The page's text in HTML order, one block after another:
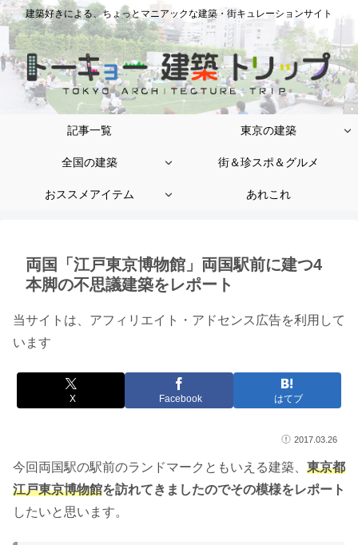
建築好きによる、ちょっとマニアックな建築・街キュレーションサイト
記事一覧 東京の建築
全国の建築 街＆珍スポ＆グルメ
おススメアイテム あれこれ
両国「江戸東京博物館」両国駅前に建つ4
本脚の不思議建築をレポート
当サイトは、アフィリエイト・アドセンス広告を利用して
います
X Facebook はてブ
2017.03.26
今回両国駅の駅前のランドマークともいえる建築、 東京都
江戸東京博物館を訪れてきましたのでその模様をレポート
したいと思います。